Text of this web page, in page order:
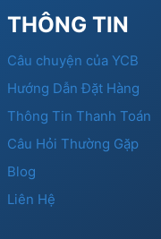
THÔNG TIN
Câu chuyện của YCB
Hướng Dẫn Đặt Hàng
Thông Tin Thanh Toán
Câu Hỏi Thường Gặp
Blog
Liên Hệ